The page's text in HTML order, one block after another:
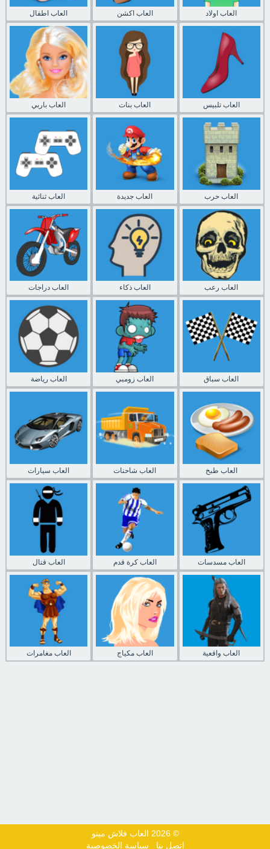
العاب اطفال العاب اكشن العاب اولاد
العاب باربي العاب بنات العاب تلبيس
العاب ثنائية العاب جديدة العاب حرب
العاب دراجات العاب ذكاء العاب رعب
العاب رياضة العاب زومبي العاب سباق
العاب سيارات العاب شاحنات العاب طبخ
العاب قتال العاب كرة قدم العاب مسدسات
العاب مغامرات العاب مكياج العاب واقعية
© 2026 العاب فلاش مينو
اتصل بنا
سياسة الخصوصية